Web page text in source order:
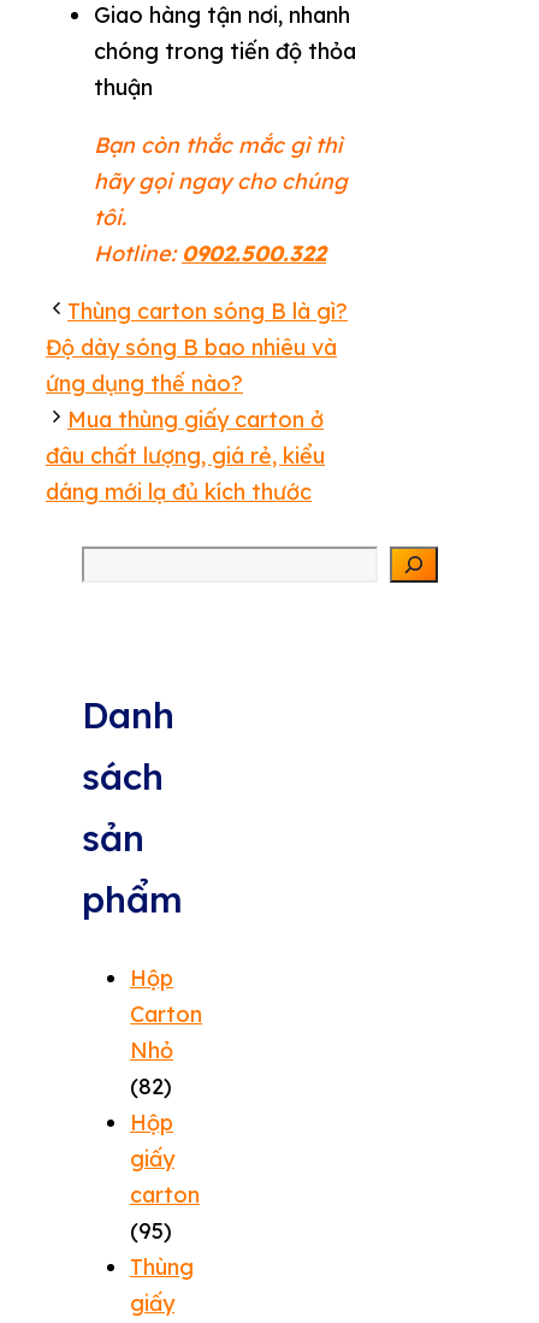
Giao hàng tận nơi, nhanh
chóng trong tiến độ thỏa
thuận
Bạn còn thắc mắc gì thì
hãy gọi ngay cho chúng
tôi.
Hotline: 0902.500.322
Thùng carton sóng B là gì?
Độ dày sóng B bao nhiêu và
ứng dụng thế nào?
Mua thùng giấy carton ở
đâu chất lượng, giá rẻ, kiểu
dáng mới lạ đủ kích thước
Danh
sách
sản
phẩm
Hộp
Carton
Nhỏ
(82)
Hộp
giấy
carton
(95)
Thùng
giấy